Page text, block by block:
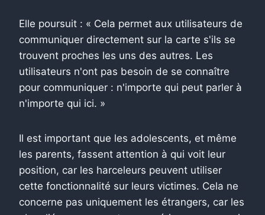
Elle poursuit : « Cela permet aux utilisateurs de
communiquer directement sur la carte s'ils se
trouvent proches les uns des autres. Les
utilisateurs n'ont pas besoin de se connaître
pour communiquer : n'importe qui peut parler à
n'importe qui ici. »
Il est important que les adolescents, et même
les parents, fassent attention à qui voit leur
position, car les harceleurs peuvent utiliser
cette fonctionnalité sur leurs victimes. Cela ne
concerne pas uniquement les étrangers, car les